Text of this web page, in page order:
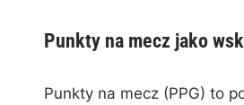
Punkty na mecz jako
Punkty na mecz (PPG) to